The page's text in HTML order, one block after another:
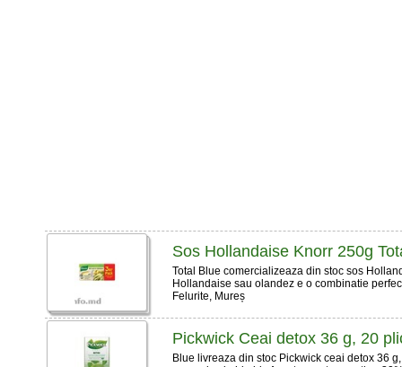
Sos Hollandaise Knorr 250g
Total Blue comercializeaza din stoc sos
Hollandaise sau olandez e o combinatie
Felurite, Mureș
Pickwick Ceai detox 36 g, 20
Blue livreaza din stoc Pickwick ceai detox 36